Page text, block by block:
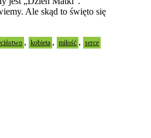
Ale skąd to święto się
, kobieta , miłość , serce